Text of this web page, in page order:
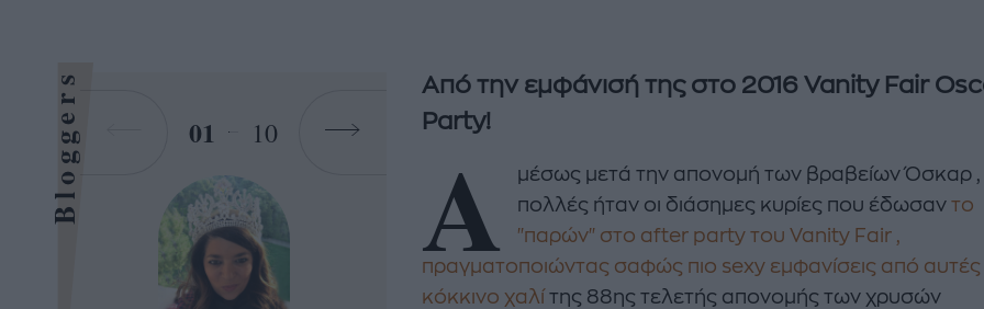
Από την εμφάνισή της στο 2016 Vanity Fair
Party!
Α
μέσως μετά την απονομή των βραβείων Όσκαρ ,
πολλές ήταν οι διάσημες κυρίες που έδωσαντο
"παρών" στο after party του Vanity Fair ,
πραγματοποιώντας σαφώς πιο sexy εμφανίσεις από
κόκκινο χαλί της 88ης τελετής απονομής των χρυσών
Bloggers 01 10